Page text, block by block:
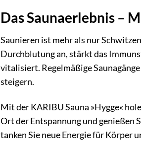
Das Saunaerlebnis –
Saunieren ist mehr als nur
Durchblutung an, stärkt das
vitalisiert. Regelmäßige
steigern.
Mit der KARIBU Sauna »Hygge«
Ort der Entspannung und genießen
tanken Sie neue Energie für Körper